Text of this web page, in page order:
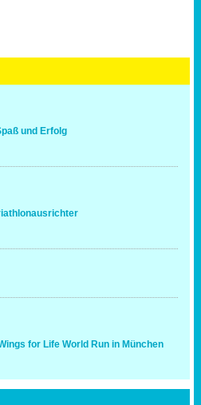
und Erfolg
for Life World Run in München